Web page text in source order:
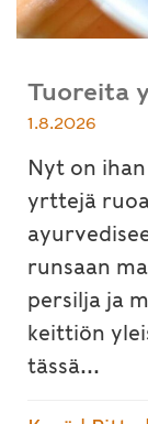
Tuoreita
1.8.2026
Nyt on
yrttejä
runsaan
persilja ja
keittiön
tässä...